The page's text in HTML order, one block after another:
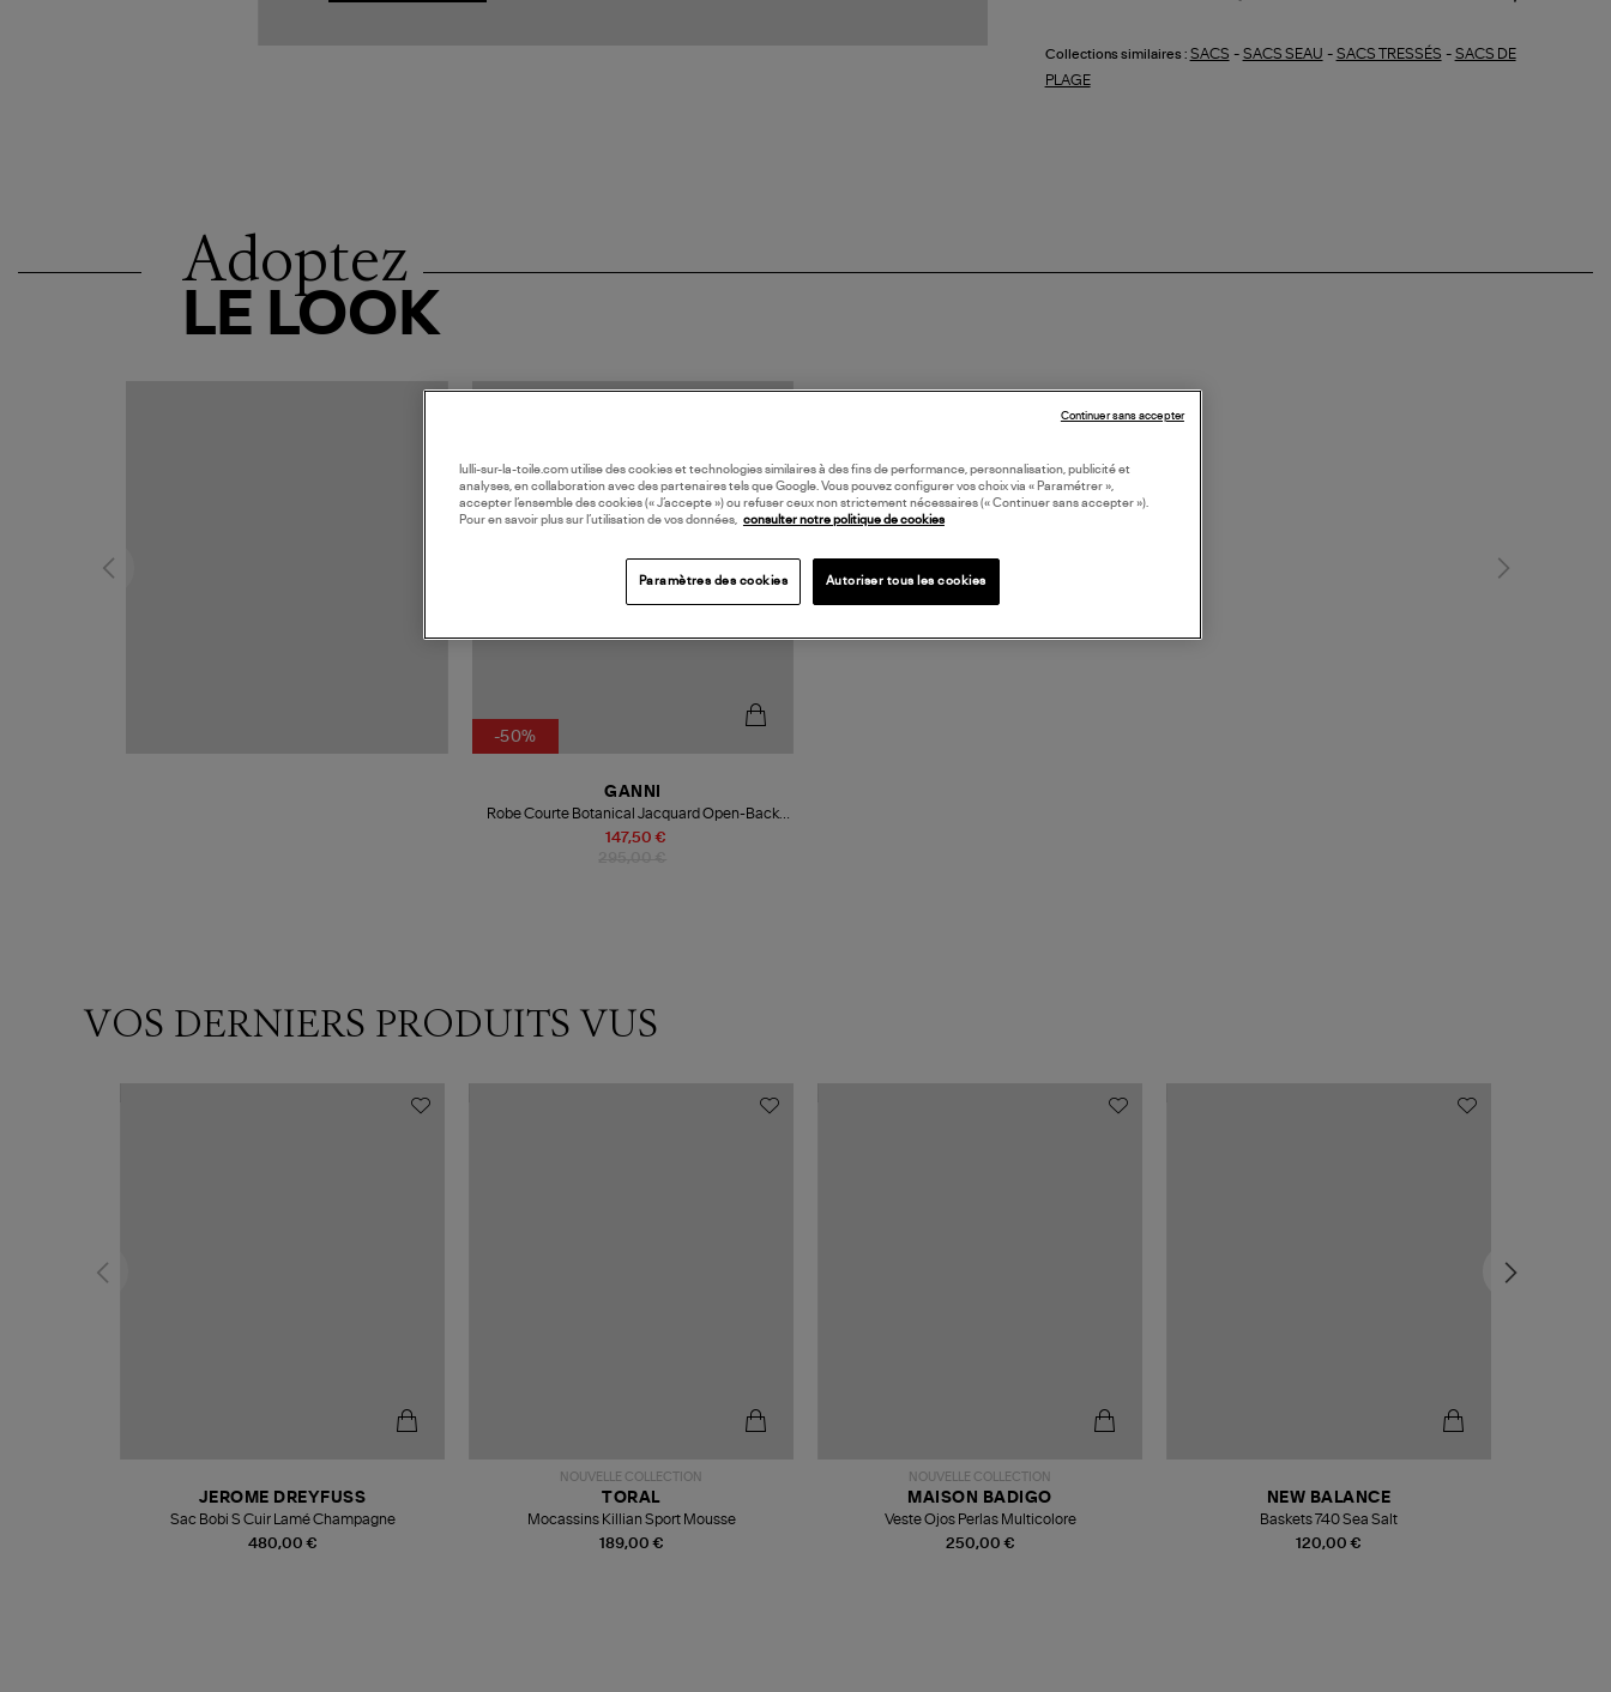
Collections similaires : SACS - SACS SEAU - SACS TRESSÉS - SACS DE
PLAGE
Adoptez
LE LOOK
-50%
147,50 €
GANNI
Robe Courte Botanical Jacquard Open-Back
Black
VOS DERNIERS PRODUITS VUS
480,00 €
JEROME DREYFUSS
Sac Bobi S Cuir Lamé Champagne
NOUVELLE COLLECTION
189,00 €
TORAL
Mocassins Killian Sport Mousse
NOUVELLE COLLECTION
250,00 €
MAISON BADIGO
Veste Ojos Perlas Multicolore
120,00 €
NEW BALANCE
Baskets 740 Sea Salt
lulli-sur-la-toile.com utilise des cookies et technologies similaires à des fins de performance, personnalisation, publicité et
analyses, en collaboration avec des partenaires tels que Google. Vous pouvez configurer vos choix via « Paramétrer »,
accepter l’ensemble des cookies (« J’accepte ») ou refuser ceux non strictement nécessaires (« Continuer sans accepter »).
Pour en savoir plus sur l’utilisation de vos données, consulter notre politique de cookies
Paramètres des cookies Autoriser tous les cookies
Continuer sans accepter